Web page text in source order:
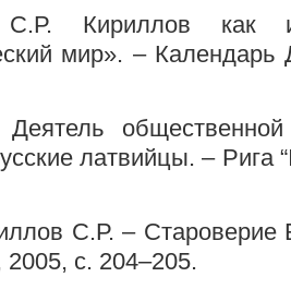
Кириллов как
мир». –
латвийцы. – Рига
С.Р. – Староверие
с. 204–205.